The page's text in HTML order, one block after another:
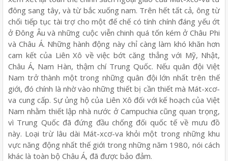
đông sang tây, và từ bắc xuống nam. Trên hết tất cả, ông từ
chối tiếp tục tài trợ cho một đế chế có tính chính đáng yếu ớt
ở Đông Âu và những cuộc viễn chinh quá tốn kém ở Châu Phi
và Châu Á. Những hành động này chỉ càng làm khó khăn hơn
cam kết của Liên Xô về việc bớt căng thẳng với Mỹ, Nhật,
Châu Á, Nam Hàn, thậm chí Trung Quốc. Nếu quân đội Việt
Nam trở thành một trong những quân đội lớn nhất trên thế
giới, đó chính là nhờ vào những thiết bị cần thiết mà Mát-xcơ-
va cung cấp. Sự ủng hộ của Liên Xô đối với kế hoạch của Việt
Nam nhằm thiết lập nhà nước ở Campuchia cũng quan trọng,
vì Trung Quốc đã đứng đầu chống đối quốc tế về mưu đồ
này. Loại trừ lâu dài Mát-xcơ-va khỏi một trong những khu
vực năng động nhất thế giới trong những năm 1980, nói cách
khác là toàn bộ Châu Á, đã được bảo đảm.